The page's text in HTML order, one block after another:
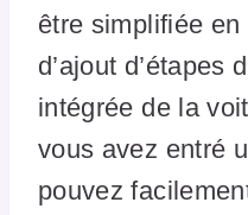
être simplifiée
d’ajout d’étapes
intégrée de la
vous avez entré
pouvez